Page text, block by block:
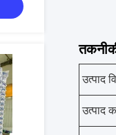
उत्पाद
उत्पाद